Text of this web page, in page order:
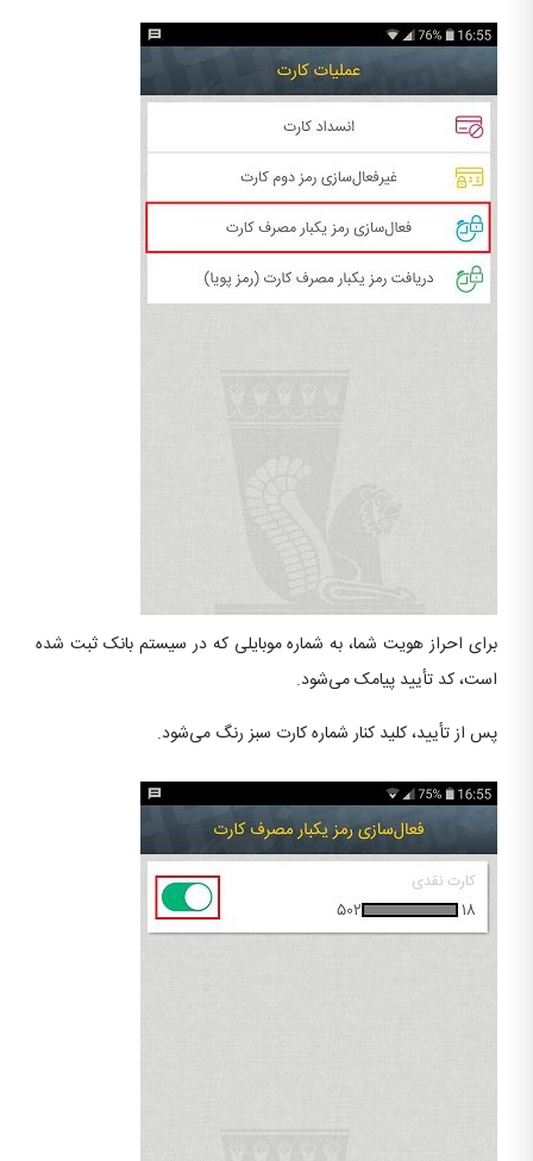
برای احراز هویت شما، به شماره موبایلی که در سیستم بانک ثبت شده
است، کد تأیید پیامک می‌شود.
پس از تأیید، کلید کنار شماره کارت سبز رنگ می‌شود.